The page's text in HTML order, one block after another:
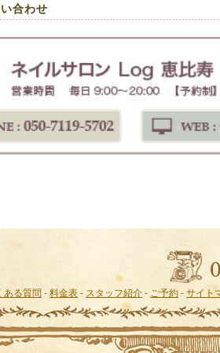
合わせ
ある質問 - 料金表 - スタッフ紹介 - ご予約 - サイト